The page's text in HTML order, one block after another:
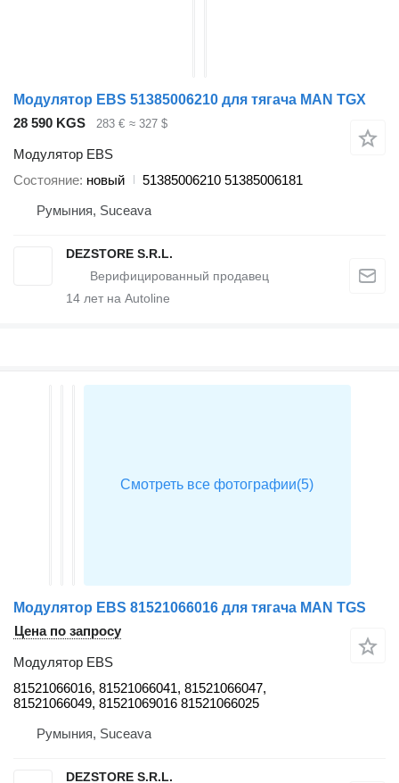
Модулятор EBS 51385006210 для тягача MAN TGX
28 590 KGS
283 € ≈ 327 $
Модулятор EBS
Состояние новый
51385006210 51385006181
Румыния, Suceava
DEZSTORE S.R.L.
14 лет на Autoline
Модулятор EBS 81521066016 для тягача MAN TGS
Цена по запросу
Модулятор EBS
81521066016, 81521066041, 81521066047,
81521066049, 81521069016 81521066025
Румыния, Suceava
DEZSTORE S.R.L.